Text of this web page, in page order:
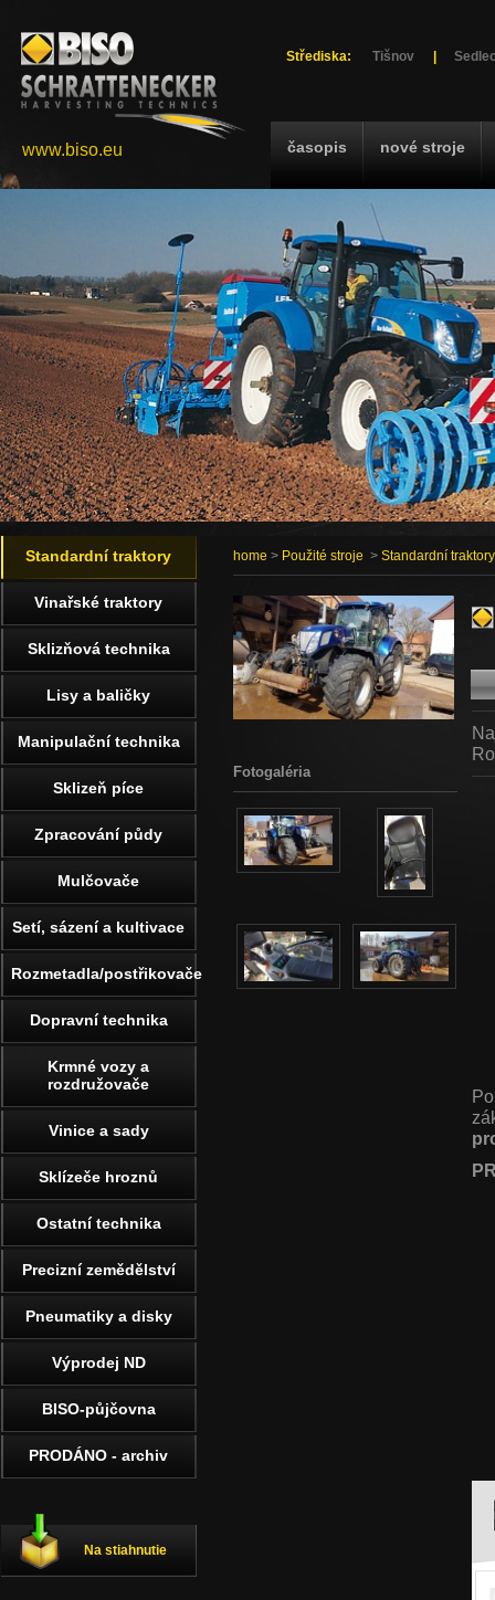
Střediska: Tišnov
časopis nové stroje
www.biso.eu
home > Použité stroje > Standardní traktory
Fotogaléria
Standardní traktory
Vinařské traktory
Sklizňová technika
Lisy a baličky
Manipulační technika
Sklizeň píce
Zpracování půdy
Mulčovače
Setí, sázení a kultivace
Rozmetadla/postřikovače
Dopravní technika
Krmné vozy a
rozdružovače
Vinice a sady
Sklízeče hroznů
Ostatní technika
Precizní zemědělství
Pneumatiky a disky
Výprodej ND
BISO-půjčovna
PRODÁNO - archiv
Na stiahnutie